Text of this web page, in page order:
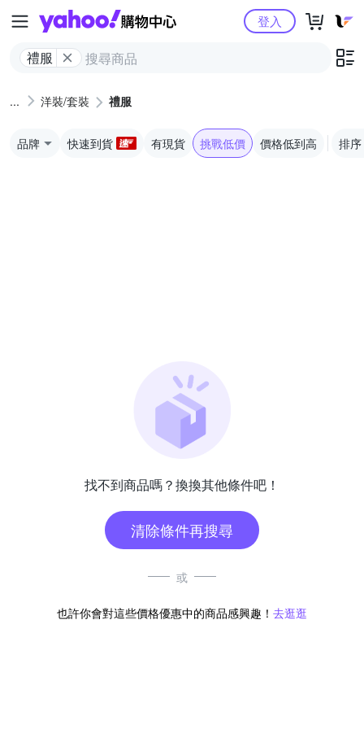
Yahoo購物中心
禮服
登入
洋裝/套裝 禮服
品牌 快速到貨 有現貨 挑戰低價 價格低到高 排序
找不到商品嗎？換換其他條件吧！
清除條件再搜尋
或
也許你會對這些價格優惠中的商品感興趣！ 去逛逛